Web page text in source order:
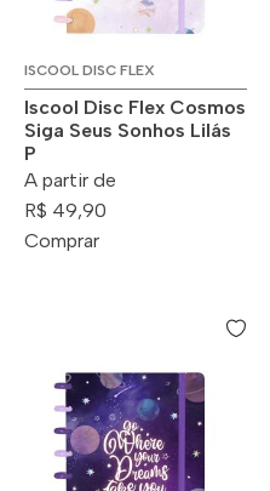
ISCOOL DISC FLEX
Iscool Disc Flex Cosmos
Siga Seus Sonhos Lilás
P
A partir de
R$ 49,90
Comprar